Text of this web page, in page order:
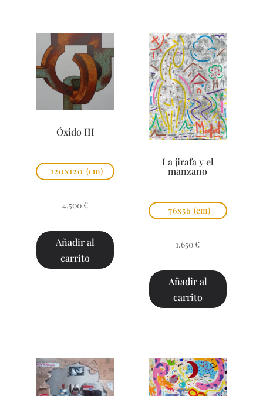
Óxido III
120x120 (cm)
4.500 €
Añadir al
carrito
La jirafa y el
manzano
76x56 (cm)
1.650 €
Añadir al
carrito